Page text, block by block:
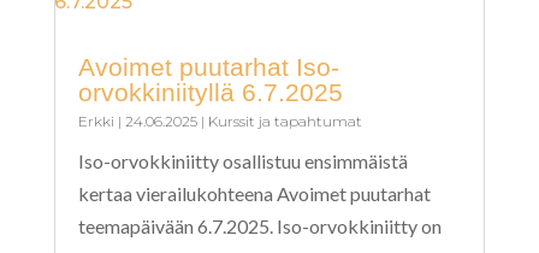
Avoimet puutarhat Iso-
orvokkiniityllä 6.7.2025
Erkki | 24.06.2025| Kurssit ja tapahtumat
Iso-orvokkiniitty osallistuu ensimmäistä
kertaa vierailukohteena Avoimet puutarhat
teemapäivään 6.7.2025. Iso-orvokkiniitty on